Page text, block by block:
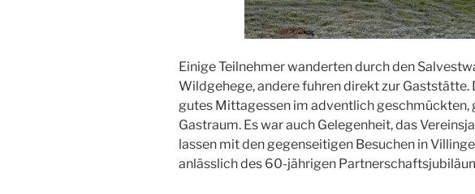
Einige Teilnehmer wanderten durch den
Wildgehege, andere fuhren direkt zur Gaststätte.
gutes Mittagessen im adventlich geschmückten,
Gastraum. Es war auch Gelegenheit, das
lassen mit den gegenseitigen Besuchen in
anlässlich des 60-jährigen